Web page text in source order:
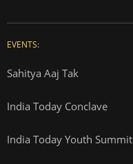
EVENTS:
Sahitya Aaj Tak
India Today Conclave
India Today Youth Summit